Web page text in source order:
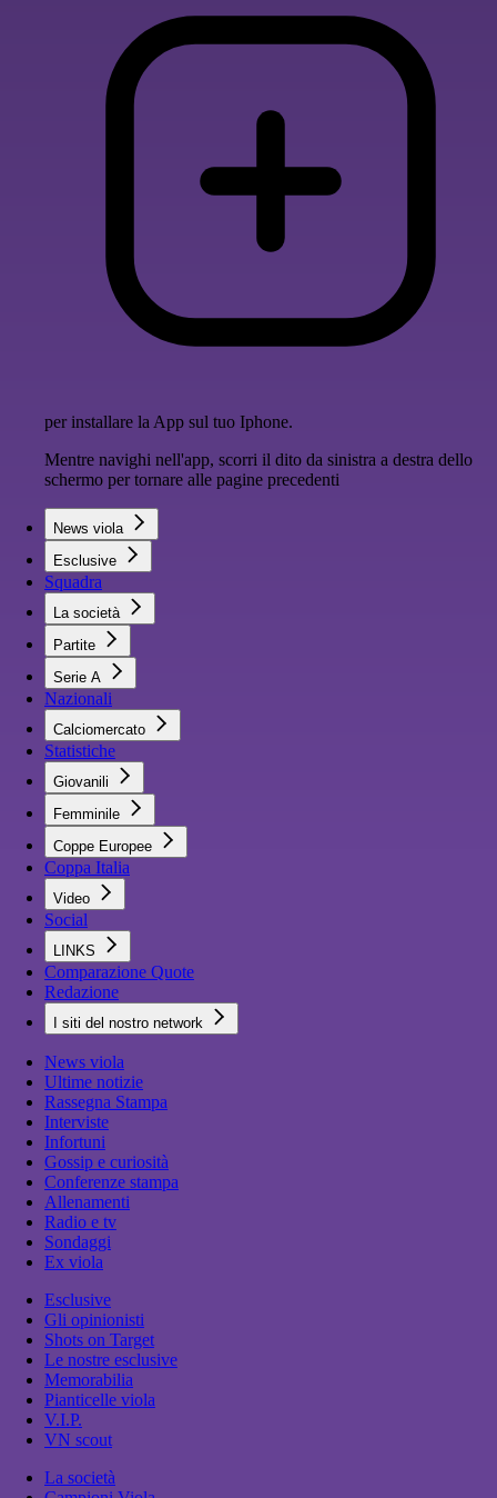
per installare la App sul tuo Iphone.
Mentre navighi nell'app, scorri il dito da sinistra a destra dello
schermo per tornare alle pagine precedenti
News viola
Esclusive
Squadra
La società
Partite
Serie A
Nazionali
Calciomercato
Statistiche
Giovanili
Femminile
Coppe Europee
Coppa Italia
Video
Social
LINKS
Comparazione Quote
Redazione
I siti del nostro network
News viola
Ultime notizie
Rassegna Stampa
Interviste
Infortuni
Gossip e curiosità
Conferenze stampa
Allenamenti
Radio e tv
Sondaggi
Ex viola
Esclusive
Gli opinionisti
Shots on Target
Le nostre esclusive
Memorabilia
Pianticelle viola
V.I.P.
VN scout
La società